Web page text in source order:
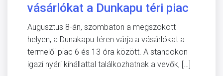
vásárlókat a Dunkapu téri piac
Augusztus 8-án, szombaton a megszokott
helyen, a Dunakapu téren várja a vásárlókat a
termelői piac 6 és 13 óra között. A standokon
igazi nyári kínállattal találkozhatnak a vevők, […]